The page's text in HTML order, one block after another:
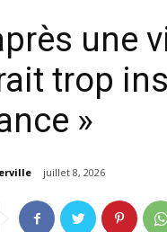
une
trop
»
juillet 8, 2026